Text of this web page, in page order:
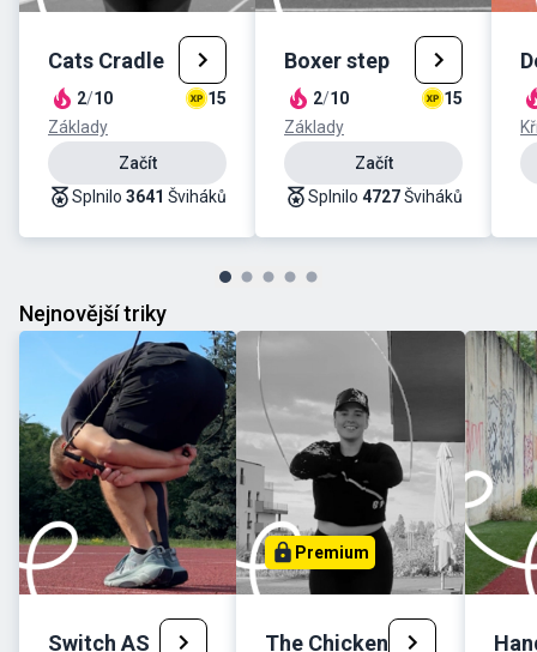
Cats Cradle
2/10
15
Základy
Začít
Splnilo 3641 Šviháků
Boxer step
2/10
15
Základy
Začít
Splnilo 4727Šviháků
Nejnovější triky
Switch AS
Premium
The Chicken